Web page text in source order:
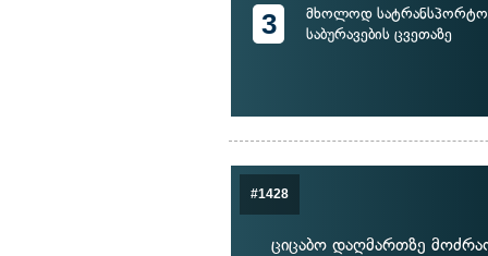
3
მხოლოდ სატრანსპორტო
საბურავების ცვეთაზე
#1428
ციცაბო დაღმართზე